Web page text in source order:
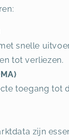
snelle
tot verliezen.
toegang tot
zijn